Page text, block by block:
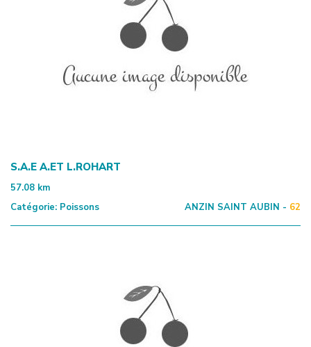
S.A.E A.ET L.ROHART
57.08 km
Catégorie: Poissons ANZIN SAINT AUBIN - 62